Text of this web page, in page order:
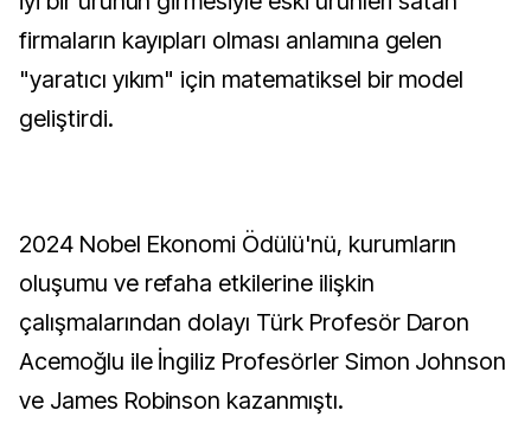
firmaların kayıpları olması anlamına gelen
"yaratıcı yıkım" için matematiksel bir model
geliştirdi.
2024 Nobel Ekonomi Ödülü'nü, kurumların
oluşumu ve refaha etkilerine ilişkin
çalışmalarından dolayı Türk Profesör Daron
Acemoğlu ile İngiliz Profesörler Simon Johnson
ve James Robinson kazanmıştı.